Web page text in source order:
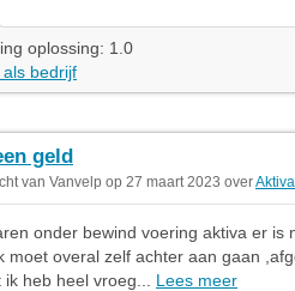
oplossing: 1.0
bedrijf
geld
van Vanvelp op 27 maart 2023 overAktiva
onder bewind voering aktiva er
moet overal zelf achter aan gaan
ik heb heel vroeg... Lees meer